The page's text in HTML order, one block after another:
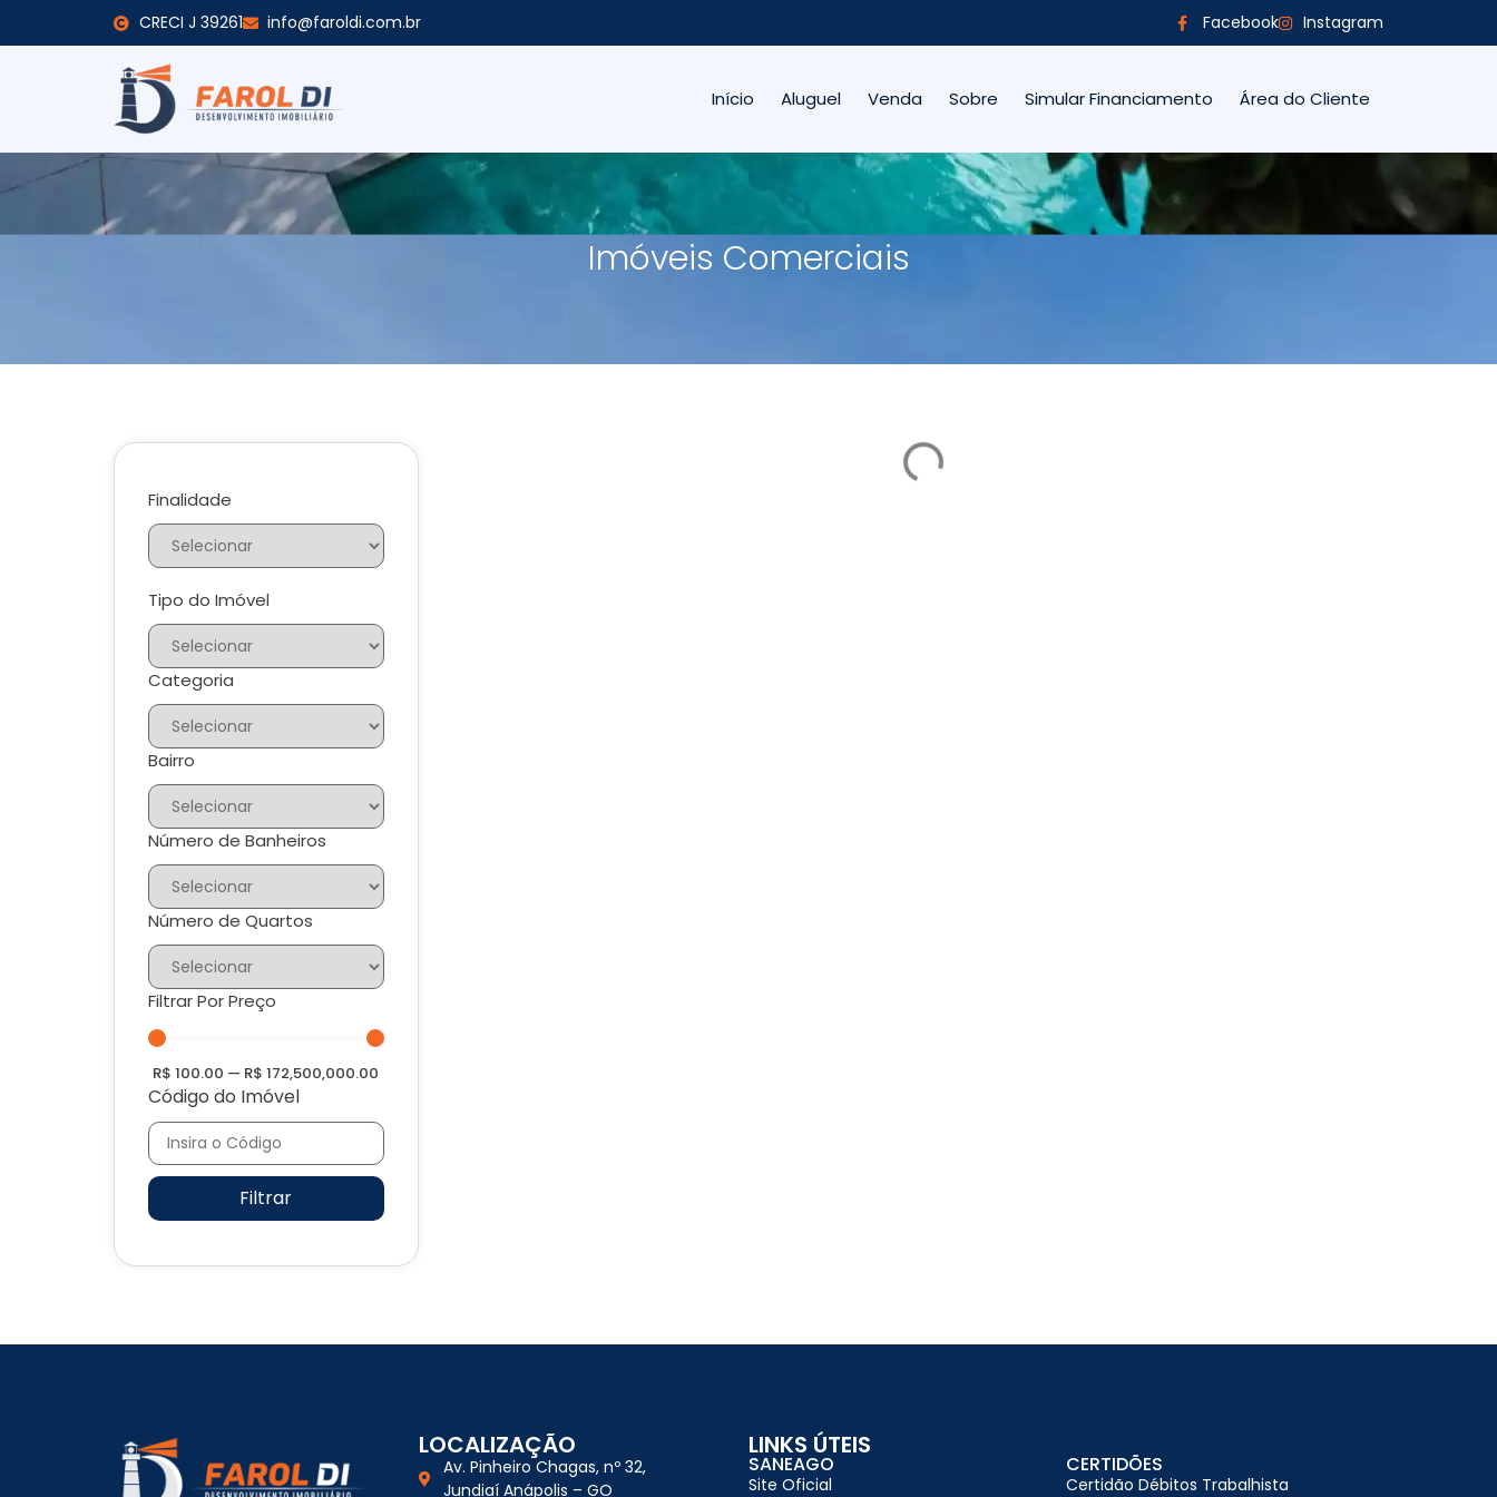
CRECI J 39261 info@faroldi.com.br Facebook Instagram
Início Aluguel Venda Sobre Simular Financiamento Área do Cliente
Imóveis Comerciais
Finalidade
Tipo do Imóvel
Categoria
Bairro
Número de Banheiros
Número de Quartos
Filtrar Por Preço
R$100.00 — R$172,500,000.00
Código do Imóvel
Filtrar
LOCALIZAÇÃO
Av. Pinheiro Chagas, nº 32,
Jundiaí Anápolis – GO
LINKS ÚTEIS
SANEAGO
Site Oficial
CERTIDÕES
Certidão Débitos Trabalhista